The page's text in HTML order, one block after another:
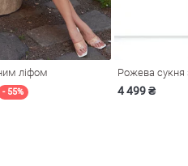
ліфом
- 55% 4 499 ₴